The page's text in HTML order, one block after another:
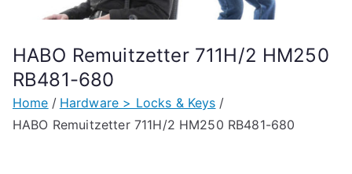
HABO Remuitzetter 711H/2 HM250
RB481-680
Home
Hardware > Locks & Keys
HABO Remuitzetter 711H/2 HM250 RB481-680